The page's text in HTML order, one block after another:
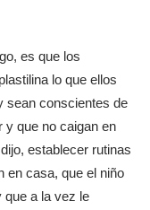
es que los
lo que ellos
sean conscientes de
y que no caigan en
establecer rutinas
en casa, que el niño
que a la vez le